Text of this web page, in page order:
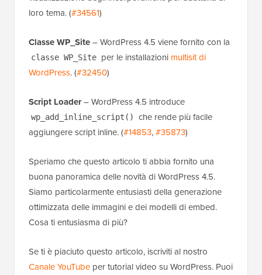
loro tema. (#34561)
Classe WP_Site– WordPress 4.5 viene fornito con la
classe WP_Site per le installazioni multisit di
WordPress. (#32450)
Script Loader– WordPress 4.5 introduce
wp_add_inline_script()
che rende più facile
aggiungere script inline. (#14853,#35873)
Speriamo che questo articolo ti abbia fornito una
buona panoramica delle novità di WordPress 4.5.
Siamo particolarmente entusiasti della generazione
ottimizzata delle immagini e dei modelli di embed.
Cosa ti entusiasma di più?
Se ti è piaciuto questo articolo, iscriviti al nostro
Canale YouTube per tutorial video su WordPress. Puoi